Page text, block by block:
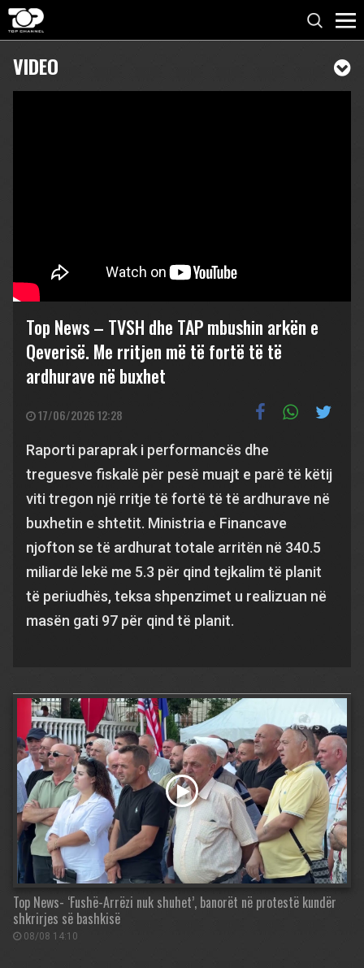
VIDEO
Top News – TVSH dhe TAP mbushin arkën e
Qeverisë. Me rritjen më të fortë të të
ardhurave në buxhet
17/06/2026 12:28
Raporti paraprak i performancës dhe
treguesve fiskalë për pesë muajt e parë të këtij
viti tregon një rritje të fortë të të ardhurave në
buxhetin e shtetit. Ministria e Financave
njofton se të ardhurat totale arritën në 340.5
miliardë lekë me 5.3 për qind tejkalim të planit
të periudhës, teksa shpenzimet u realizuan në
masën gati 97 për qind të planit.
Top News- ‘Fushë-Arrëzi nuk shuhet’, banorët në protestë kundër
shkrirjes së bashkisë
08/08 14:10